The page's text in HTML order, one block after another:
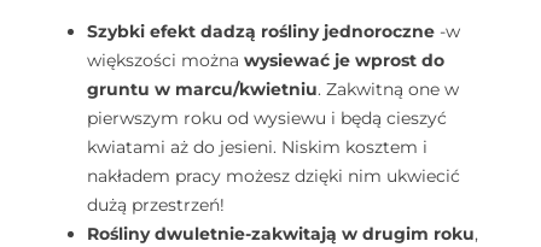
Szybki efekt dadzą rośliny jednoroczne -w
większości można wysiewać je wprost do
gruntu w marcu/kwietniu. Zakwitną one w
pierwszym roku od wysiewu i będą cieszyć
kwiatami aż do jesieni. Niskim kosztem i
nakładem pracy możesz dzięki nim ukwiecić
dużą przestrzeń!
Rośliny dwuletnie-zakwitają w drugim roku,